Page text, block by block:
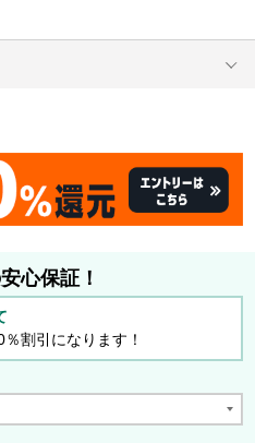
心保証！
割引になります！